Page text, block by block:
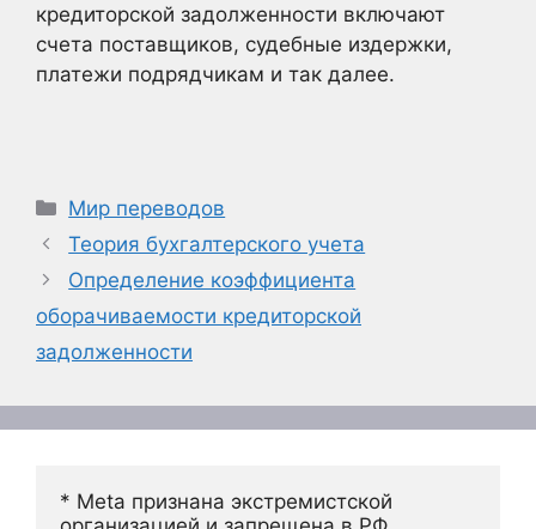
кредиторской задолженности включают
счета поставщиков, судебные издержки,
платежи подрядчикам и так далее.
Рубрики
Мир переводов
Теория бухгалтерского учета
Определение коэффициента
оборачиваемости кредиторской
задолженности
* Meta признана экстремистской